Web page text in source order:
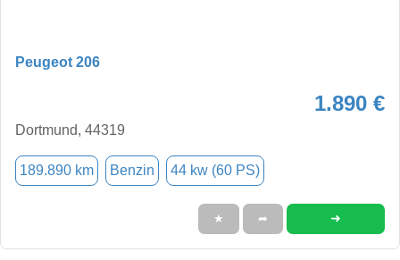
Peugeot 206
1.890 €
Dortmund, 44319
189.890 km Benzin 44 kw (60 PS)
★ ➦ ➜